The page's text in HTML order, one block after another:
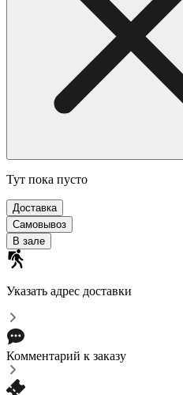
Тут пока пусто
Доставка
Самовывоз
В зале
Указать адрес доставки
Комментарий к заказу